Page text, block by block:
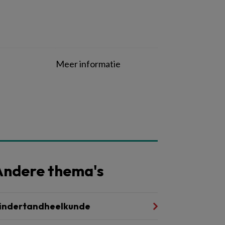
Meer informatie
thema's